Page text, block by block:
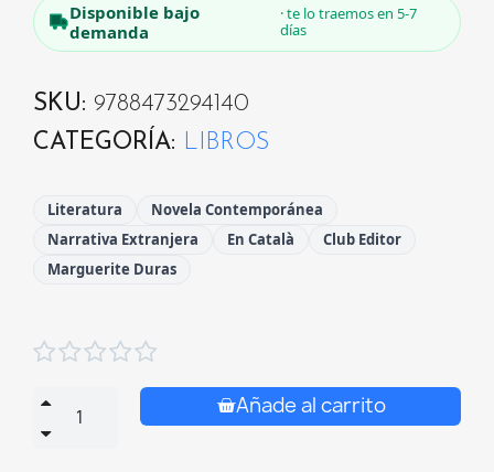
Disponible bajo
demanda
· te lo traemos en 5-7
días
SKU
9788473294140
CATEGORÍA
LIBROS
Literatura
Novela Contemporánea
Narrativa Extranjera
En Català
Club Editor
Marguerite Duras

Añade al carrito